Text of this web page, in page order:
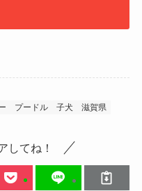
プードル 子犬 滋賀県
してね！